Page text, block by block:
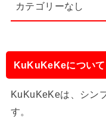
カテゴリーなし
KuKuKeKeについて
KuKuKeKeは、シン
す。